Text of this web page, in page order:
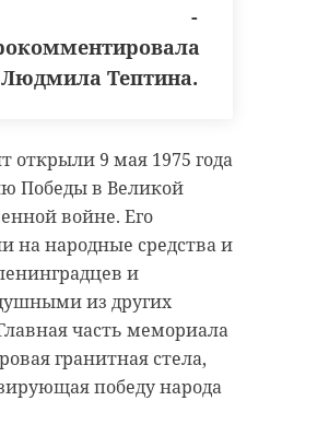
-
Людмила Тептина.
открыли 9 мая 1975 года
Победы в Великой
войне. Его
на народные средства и
и
из других
часть мемориала
гранитная стела,
победу народа